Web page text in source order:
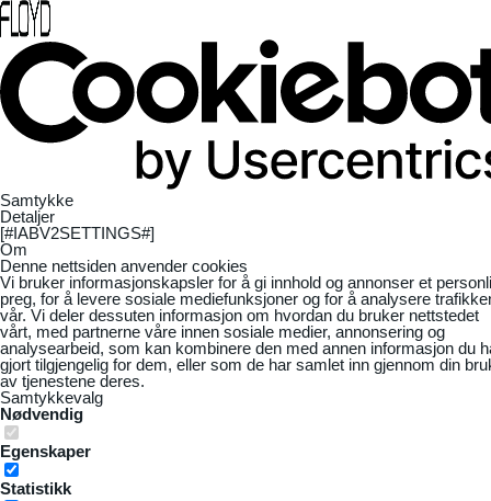
Samtykke
Detaljer
[#IABV2SETTINGS#]
Om
Denne nettsiden anvender cookies
Vi bruker informasjonskapsler for å gi innhold og annonser et
preg, for å levere sosiale mediefunksjoner og for å analysere
vår. Vi deler dessuten informasjon om hvordan du bruker nettstedet
vårt, med partnerne våre innen sosiale medier, annonsering og
analysearbeid, som kan kombinere den med annen informasjon du
gjort tilgjengelig for dem, eller som de har samlet inn gjennom din
av tjenestene deres.
Samtykkevalg
Nødvendig
Egenskaper
Statistikk